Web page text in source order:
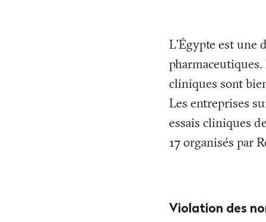
L’Égypte est une
pharmaceutiques.
cliniques sont
Les entreprises
essais cliniques
17 organisés par
Violation des